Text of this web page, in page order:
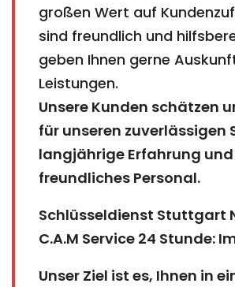
großen Wert auf
sind freundlich und
geben Ihnen gerne
Leistungen.
Unsere Kunden schätzen
für unseren zuverlässigen
langjährige Erfahrung
freundliches Personal.
Schlüsseldienst Stuttgart
C.A.M Service 24 Stunde:
Unser Ziel ist es, Ihnen in